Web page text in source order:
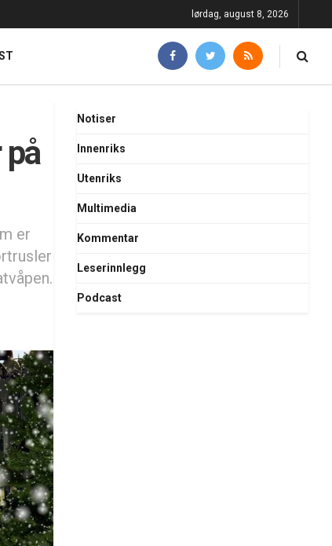
lørdag, august 8, 2026
er
Notiser
Innenriks
Utenriks
Multimedia
Kommentar
Leserinnlegg
Podcast